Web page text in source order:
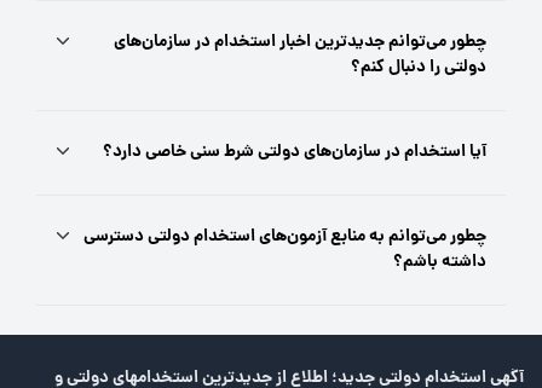
چطور می‌توانم جدیدترین اخبار استخدام در سازمان‌های
دولتی را دنبال کنم؟
آیا استخدام در سازمان‌های دولتی شرط سنی خاصی دارد؟
چطور می‌توانم به منابع آزمون‌های استخدام دولتی دسترسی
داشته باشم؟
آگهی استخدام دولتی جدید؛ اطلاع از جدیدترین استخدامهای دولتی و